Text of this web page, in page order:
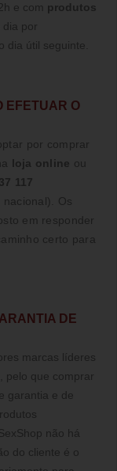
e com produtos
dia por
dia útil seguinte.
EFETUAR O
por comprar
loja online ou
117
. Os
em responder
certo para
DE
marcas líderes
, pelo que comprar
garantia e de
não há
do cliente é o